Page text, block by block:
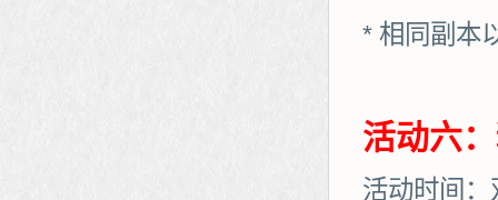
* 相同副本
活动六
活动时间